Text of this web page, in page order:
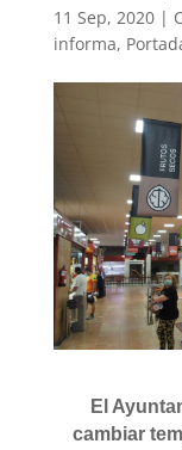
11 Sep, 2020|
informa,
El
cambiar